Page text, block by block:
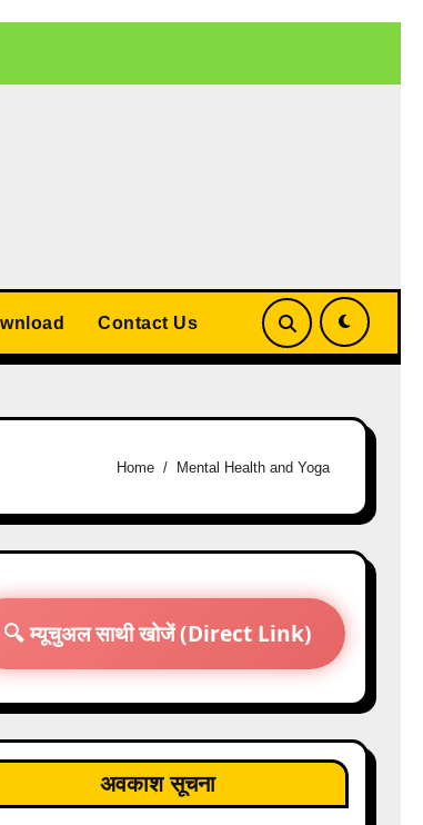
Contact Us
Home Mental Health and Yoga
🔍 म्यूचुअल साथी खोजें (Direct Link)
अवकाश सूचना